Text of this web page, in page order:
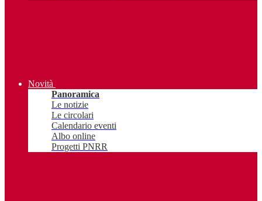
Novità
Panoramica
Le notizie
Le circolari
Calendario eventi
Albo online
Progetti PNRR